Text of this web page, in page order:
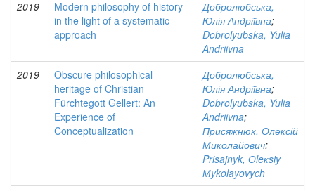
2019
Modern philosophy of history
in the light of a systematic
approach
Добролюбська,
Юлія Андріївна;
Dobrolyubska, Yulia
Andriivna
2019
Obscure philosophical
heritage of Christian
Fürchtegott Gellert: An
Experience of
Conceptualization
Добролюбська,
Юлія Андріївна;
Dobrolyubska, Yulia
Andriivna;
Присяжнюк, Олексій
Миколайович;
Prisajnyk, Оleкsiy
Мykolayovych